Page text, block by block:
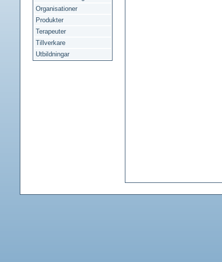
Organisationer
Produkter
Terapeuter
Tillverkare
Utbildningar